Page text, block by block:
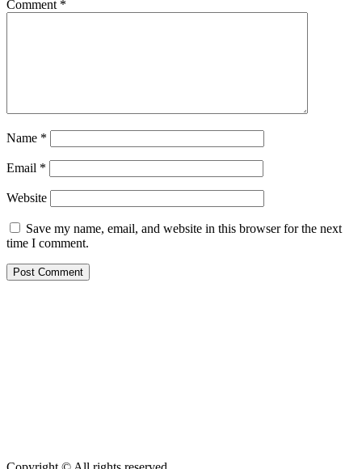
Comment *
Name *
Email *
Website
Save my name, email, and website in this browser for the next
time I comment.